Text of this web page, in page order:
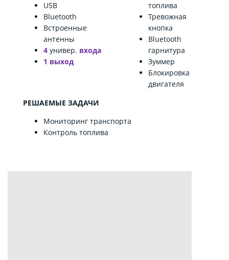
USB
Bluetooth
Встроенные
антенны
4 универ. входа
1 выход
топлива
Тревожная
кнопка
Bluetooth
гарнитура
Зуммер
Блокировка
двигателя
РЕШАЕМЫЕ ЗАДАЧИ
Мониторинг транспорта
Контроль топлива